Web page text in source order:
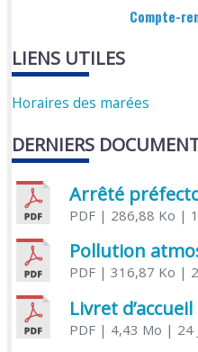
Compte-
LIENS UTILES
Horaires des marées
DERNIERS
PDF| 286,88 Ko |
Pollution
PDF| 316,87 Ko |
Livret d’accueil
PDF| 4,43 Mo | 24